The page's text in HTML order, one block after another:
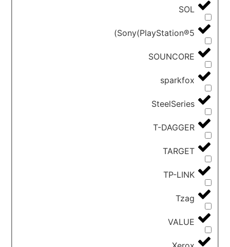
SOL
Sony(PlayStation®5)
SOUNCORE
sparkfox
SteelSeries
T-DAGGER
TARGET
TP-LINK
Tzag
VALUE